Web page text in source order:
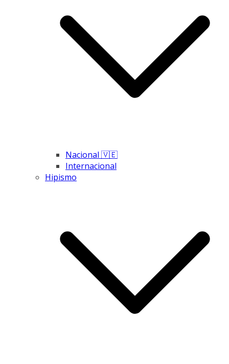
Nacional 🇻🇪
Internacional
Hipismo